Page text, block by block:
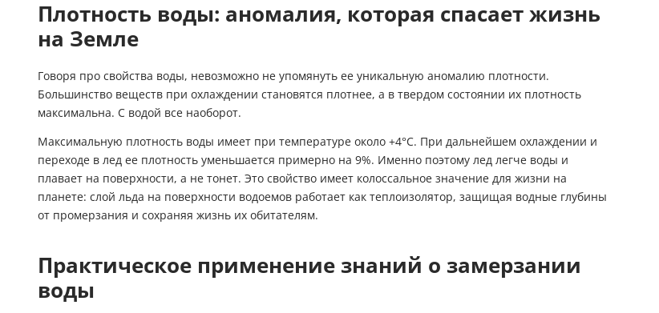
Плотность воды: аномалия, которая спасает жизнь
на Земле
Говоря про свойства воды, невозможно не упомянуть ее уникальную аномалию плотности.
Большинство веществ при охлаждении становятся плотнее, а в твердом состоянии их плотность
максимальна. С водой все наоборот.
Максимальную плотность воды имеет при температуре около +4°C. При дальнейшем охлаждении и
переходе в лед ее плотность уменьшается примерно на 9%. Именно поэтому лед легче воды и
плавает на поверхности, а не тонет. Это свойство имеет колоссальное значение для жизни на
планете: слой льда на поверхности водоемов работает как теплоизолятор, защищая водные глубины
от промерзания и сохраняя жизнь их обитателям.
Практическое применение знаний о замерзании
воды
чтобы подтвердить отправку заявки